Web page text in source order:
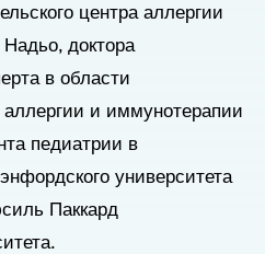
центра аллергии
доктора
в области
и иммунотерапии
педиатрии в
университета
Паккард